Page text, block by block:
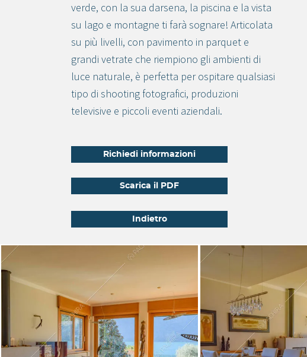
verde, con la sua darsena, la piscina e la vista
su lago e montagne ti farà sognare! Articolata
su più livelli, con pavimento in parquet e
grandi vetrate che riempiono gli ambienti di
luce naturale, è perfetta per ospitare qualsiasi
tipo di shooting fotografici, produzioni
televisive e piccoli eventi aziendali.
Richiedi informazioni
Scarica il PDF
Indietro